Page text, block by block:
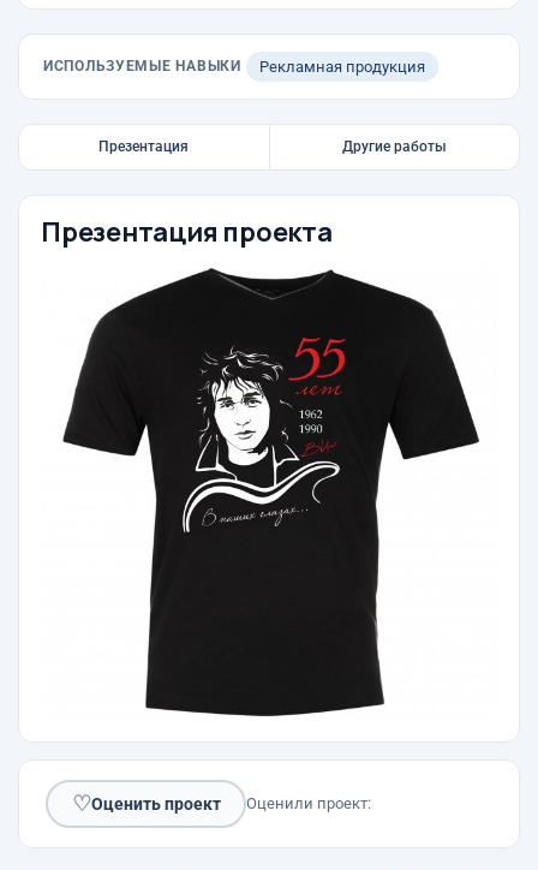
ИСПОЛЬЗУЕМЫЕ НАВЫКИ Рекламная продукция
Презентация Другие работы
Презентация проекта
♡Оценить проект Оценили проект: